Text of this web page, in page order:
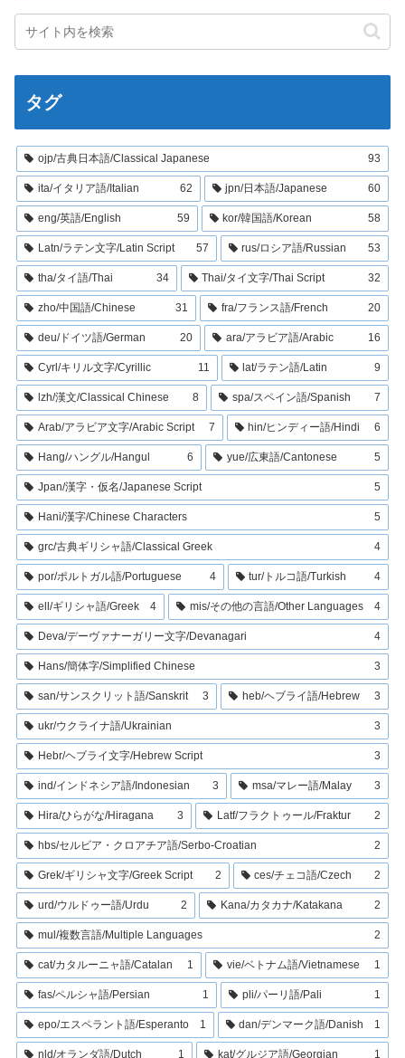
タグ
ojp/古典日本語/Classical Japanese 93
ita/イタリア語/Italian 62 jpn/日本語/Japanese 60
eng/英語/English 59 kor/韓国語/Korean 58
Latn/ラテン文字/Latin Script 57 rus/ロシア語/Russian 53
tha/タイ語/Thai 34 Thai/タイ文字/Thai Script 32
zho/中国語/Chinese 31 fra/フランス語/French 20
deu/ドイツ語/German 20 ara/アラビア語/Arabic 16
Cyrl/キリル文字/Cyrillic 11 lat/ラテン語/Latin 9
lzh/漢文/Classical Chinese 8 spa/スペイン語/Spanish 7
Arab/アラビア文字/Arabic Script 7 hin/ヒンディー語/Hindi 6
Hang/ハングル/Hangul 6 yue/広東語/Cantonese 5
Jpan/漢字・仮名/Japanese Script 5
Hani/漢字/Chinese Characters 5
grc/古典ギリシャ語/Classical Greek 4
por/ポルトガル語/Portuguese 4 tur/トルコ語/Turkish 4
ell/ギリシャ語/Greek 4 mis/その他の言語/Other Languages 4
Deva/デーヴァナーガリー文字/Devanagari 4
Hans/簡体字/Simplified Chinese 3
san/サンスクリット語/Sanskrit 3 heb/ヘブライ語/Hebrew 3
ukr/ウクライナ語/Ukrainian 3
Hebr/ヘブライ文字/Hebrew Script 3
ind/インドネシア語/Indonesian 3 msa/マレー語/Malay 3
Hira/ひらがな/Hiragana 3 Latf/フラクトゥール/Fraktur 2
hbs/セルビア・クロアチア語/Serbo-Croatian 2
Grek/ギリシャ文字/Greek Script 2 ces/チェコ語/Czech 2
urd/ウルドゥー語/Urdu 2 Kana/カタカナ/Katakana 2
mul/複数言語/Multiple Languages 2
cat/カタルーニャ語/Catalan 1 vie/ベトナム語/Vietnamese 1
fas/ペルシャ語/Persian 1 pli/パーリ語/Pali 1
epo/エスペラント語/Esperanto 1 dan/デンマーク語/Danish 1
nld/オランダ語/Dutch 1 kat/グルジア語/Georgian 1